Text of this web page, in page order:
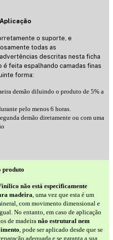
o suporte, e
todas as
descritas nesta ficha
é feita espalhando camadas finas
forma:
demão diluindo o produto de 5% a
pelo menos 6 horas.
demão diretamente ou com uma
produto
não está especificamente
madeira, uma vez que esta é um
com movimento dimensional e
No entanto, em caso de aplicação
de madeira não estrutural nem
, pode ser aplicado desde que se
adequada e se garanta a sua